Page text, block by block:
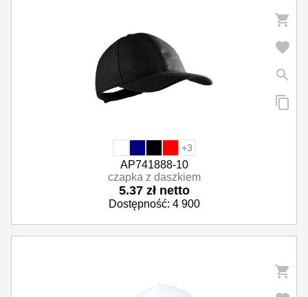
+3
AP741888-10
czapka z daszkiem
5.37 zł netto
Dostępność: 4 900